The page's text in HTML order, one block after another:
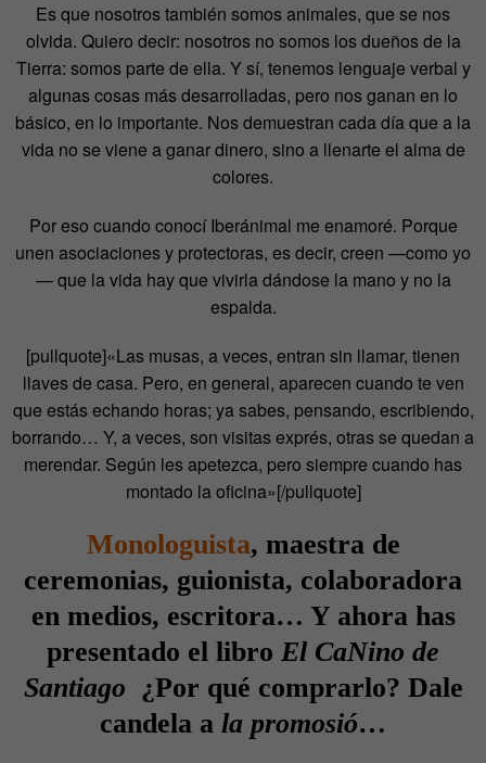
Es que nosotros también somos animales, que se nos
olvida. Quiero decir: nosotros no somos los dueños de la
Tierra: somos parte de ella. Y sí, tenemos lenguaje verbal y
algunas cosas más desarrolladas, pero nos ganan en lo
básico, en lo importante. Nos demuestran cada día que a la
vida no se viene a ganar dinero, sino a llenarte el alma de
colores.
Por eso cuando conocí Iberánimal me enamoré. Porque
unen asociaciones y protectoras, es decir, creen —como yo
— que la vida hay que vivirla dándose la mano y no la
espalda.
[pullquote]«Las musas, a veces, entran sin llamar, tienen
llaves de casa. Pero, en general, aparecen cuando te ven
que estás echando horas; ya sabes, pensando, escribiendo,
borrando… Y, a veces, son visitas exprés, otras se quedan a
merendar. Según les apetezca, pero siempre cuando has
montado la oficina»[/pullquote]
Monologuista, maestra de
ceremonias, guionista, colaboradora
en medios, escritora… Y ahora has
presentado el libro El CaNino de
Santiago ¿Por qué comprarlo? Dale
candela a la promosió…